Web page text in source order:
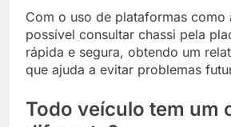
Com o uso de plataformas como
possível consultar chassi pela
rápida e segura, obtendo um
que ajuda a evitar problemas
Todo veículo tem um